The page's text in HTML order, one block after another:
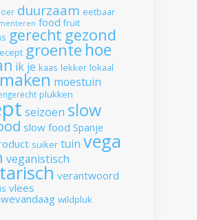
duurzaam eetbaar
food fruit
gerecht gezond
groente hoe
ik je kaas lekker lokaal
maken moestuin
plukken
seizoen slow
slow food Spanje
suiker tuin vega
veganistisch
verantwoord
vlees
wildpluk